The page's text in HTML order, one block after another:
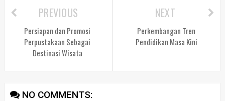
NEXT
Perkembangan Tren
Pendidikan Masa Kini
PREVIOUS
Persiapan dan Promosi
Perpustakaan Sebagai
Destinasi Wisata
NO COMMENTS: